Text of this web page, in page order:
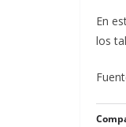
En
los